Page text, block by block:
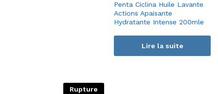
Penta Ciclina Huile Lavante
Actions Apaisante
Hydratante Intense 200mle
Lire la suite
Rupture